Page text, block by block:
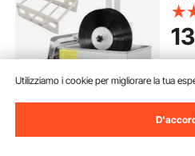
Utilizziamo i cookie per migliorare la tua